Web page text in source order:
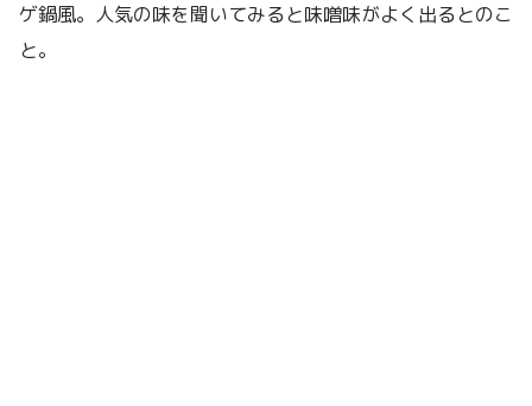
ゲ鍋風。人気の味を聞いてみると味噌味がよく出るとのこ
と。